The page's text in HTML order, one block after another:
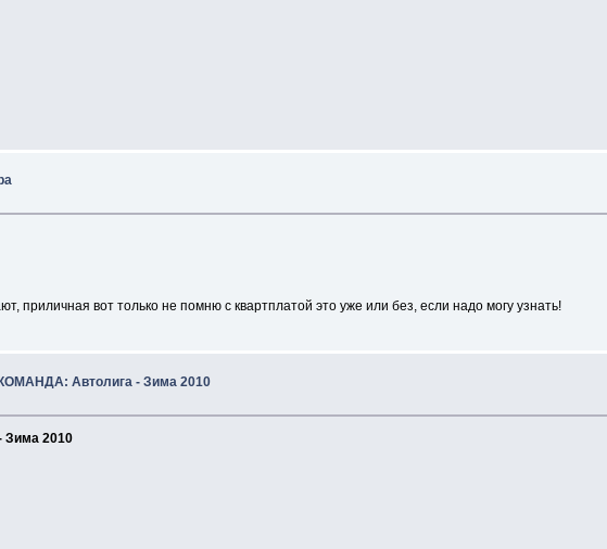
приличная вот только не помню с квартплатой это уже или без, если надо могу узнать!
Автолига - Зима 2010
2010